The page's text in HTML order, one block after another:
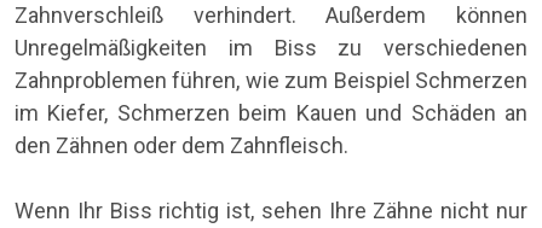
Zahnverschleiß verhindert. Außerdem können
Unregelmäßigkeiten im Biss zu verschiedenen
Zahnproblemen führen, wie zum Beispiel Schmerzen
im Kiefer, Schmerzen beim Kauen und Schäden an
den Zähnen oder dem Zahnfleisch.
Wenn Ihr Biss richtig ist, sehen Ihre Zähne nicht nur